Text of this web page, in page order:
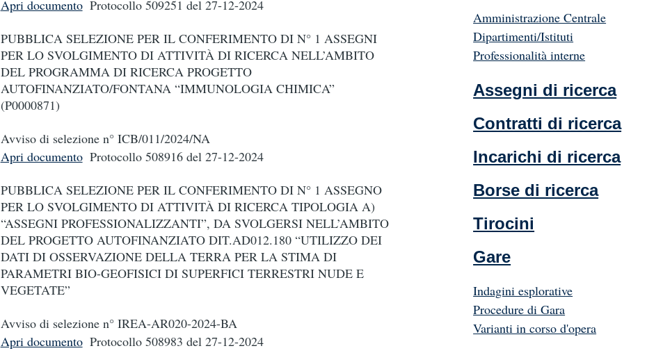
Apri documento Protocollo 509251 del 27-12-2024
PUBBLICA SELEZIONE PER IL CONFERIMENTO DI N° 1 ASSEGNI
PER LO SVOLGIMENTO DI ATTIVITÀ DI RICERCA NELL’AMBITO
DEL PROGRAMMA DI RICERCA PROGETTO
AUTOFINANZIATO/FONTANA “IMMUNOLOGIA CHIMICA”
(P0000871)
Avviso di selezione n° ICB/011/2024/NA
Apri documento Protocollo 508916 del 27-12-2024
PUBBLICA SELEZIONE PER IL CONFERIMENTO DI N° 1 ASSEGNO
PER LO SVOLGIMENTO DI ATTIVITÀ DI RICERCA TIPOLOGIA A)
“ASSEGNI PROFESSIONALIZZANTI”, DA SVOLGERSI NELL’AMBITO
DEL PROGETTO AUTOFINANZIATO DIT.AD012.180 “UTILIZZO DEI
DATI DI OSSERVAZIONE DELLA TERRA PER LA STIMA DI
PARAMETRI BIO-GEOFISICI DI SUPERFICI TERRESTRI NUDE E
VEGETATE”
Avviso di selezione n° IREA-AR020-2024-BA
Apri documento Protocollo 508983 del 27-12-2024
Amministrazione Centrale
Dipartimenti/Istituti
Professionalità interne
Assegni di ricerca
Contratti di ricerca
Incarichi di ricerca
Borse di ricerca
Tirocini
Gare
Indagini esplorative
Procedure di Gara
Varianti in corso d'opera